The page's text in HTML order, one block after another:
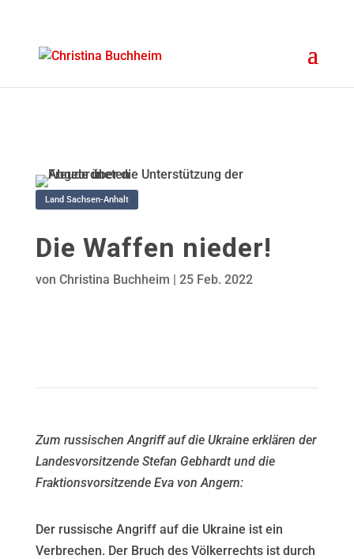
Land Sachsen-Anhalt
Die Waffen nieder!
von Christina Buchheim | 25 Feb. 2022
Zum russischen Angriff auf die Ukraine erklären der
Landesvorsitzende Stefan Gebhardt und die
Fraktionsvorsitzende Eva von Angern:
Der russische Angriff auf die Ukraine ist ein
Verbrechen. Der Bruch des Völkerrechts ist durch